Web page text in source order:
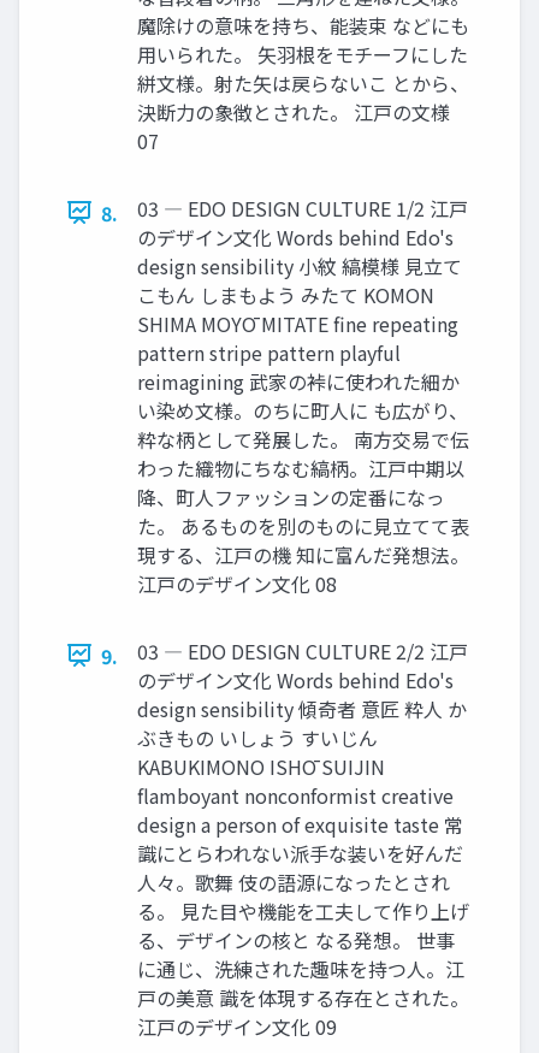
魔除けの意味を持ち、能装束 などにも
用いられた。 矢羽根をモチーフにした
絣文様。射た矢は戻らないこ とから、
決断力の象徴とされた。 江戸の文様
07
8.
03 ― EDO DESIGN CULTURE 1/2 江戸
のデザイン文化 Words behind Edo's
design sensibility 小紋 縞模様 見立て
こもん しまもよう みたて KOMON
SHIMA MOYŌ MITATE fine repeating
pattern stripe pattern playful
reimagining 武家の裃に使われた細か
い染め文様。のちに町人に も広がり、
粋な柄として発展した。 南方交易で伝
わった織物にちなむ縞柄。江戸中期以
降、町人ファッションの定番になっ
た。 あるものを別のものに見立てて表
現する、江戸の機 知に富んだ発想法。
江戸のデザイン文化 08
9.
03 ― EDO DESIGN CULTURE 2/2 江戸
のデザイン文化 Words behind Edo's
design sensibility 傾奇者 意匠 粋人 か
ぶきもの いしょう すいじん
KABUKIMONO ISHŌ SUIJIN
flamboyant nonconformist creative
design a person of exquisite taste 常
識にとらわれない派手な装いを好んだ
人々。歌舞 伎の語源になったとされ
る。 見た目や機能を工夫して作り上げ
る、デザインの核と なる発想。 世事
に通じ、洗練された趣味を持つ人。江
戸の美意 識を体現する存在とされた。
江戸のデザイン文化 09